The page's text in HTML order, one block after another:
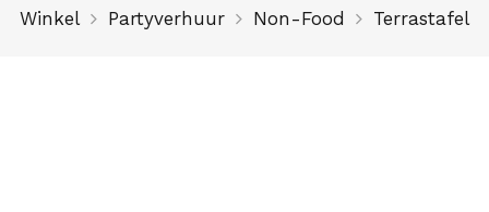
Winkel Partyverhuur Non-Food Terrastafel